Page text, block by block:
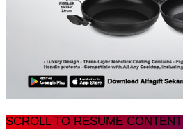
SCROLL TO RESUME CONTENT